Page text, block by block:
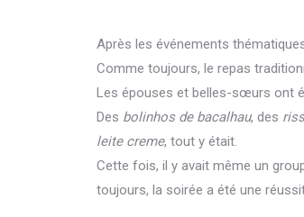
Après les événements
Comme toujours, le repas
Les épouses et belles-sœurs ont
Des bolinhos de bacalhau, des
leite creme, tout y était.
Cette fois, il y avait même un
toujours, la soirée a été une